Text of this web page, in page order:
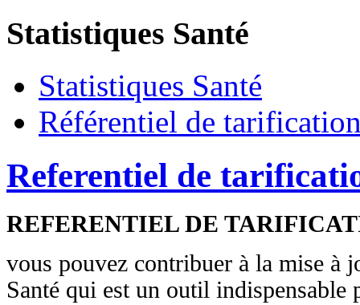
Statistiques Santé
Statistiques Santé
Référentiel de
Referentiel de
REFERENTIEL DE
vous pouvez contribuer à la mise à
Santé qui est un outil indispensable